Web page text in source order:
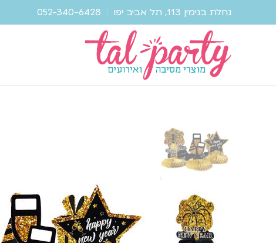
נחלת בנימין 113, תל אביב יפו 052-340-6428